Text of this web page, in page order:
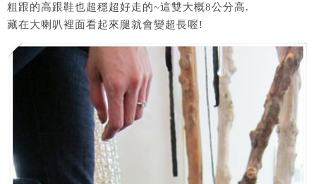
粗跟的高跟鞋也超穩超好走的~這雙大概8公分高.
藏在大喇叭裡面看起來腿就會變超長喔!